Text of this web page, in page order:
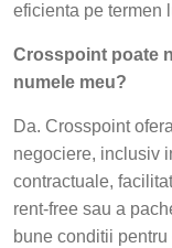
eficienta pe termen
Crosspoint poate
numele meu?
Da. Crosspoint
negociere, inclusiv
contractuale,
rent-free sau a
bune conditii pentru